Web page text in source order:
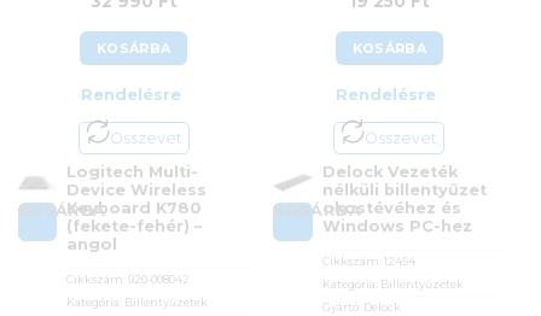
KOSÁRBA
Rendelésre
Összevet
KOSÁRBA
Logitech Multi-
Device Wireless
Keyboard K780
(fekete-fehér) –
angol
Cikkszám:920-008042
Kategória:
Billentyűzetek
KOSÁRBA
Rendelésre
Összevet
KOSÁRBA
Delock Vezeték
nélküli billentyűzet
okostévéhez és
Windows PC-hez
Cikkszám: 12454
Kategória:
Billentyűzetek
Gyártó: Delock